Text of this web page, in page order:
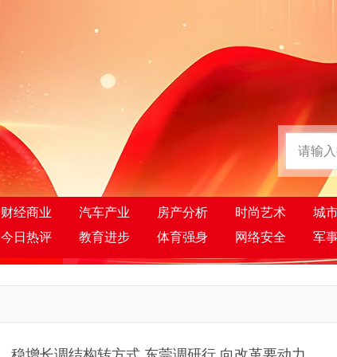
财经商业 汽车产业 房产分析 时尚艺术
城
今日热评 教育进步 体育强身 网络安全 军